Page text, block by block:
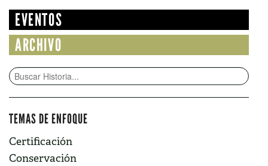
EVENTOS
ARCHIVO
TEMAS DE ENFOQUE
Certificación
Conservación